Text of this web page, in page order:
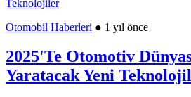
Otomobil Haberleri ● 1 yıl önce
2025'Te Otomotiv
Yaratacak Yeni